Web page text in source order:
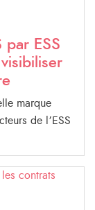
par ESS
marque
de l’ESS